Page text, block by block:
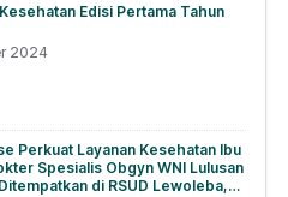
Edisi Pertama Tahun
2024
Perkuat Layanan Kesehatan Ibu
Spesialis Obgyn WNI Lulusan
di RSUD Lewoleba,